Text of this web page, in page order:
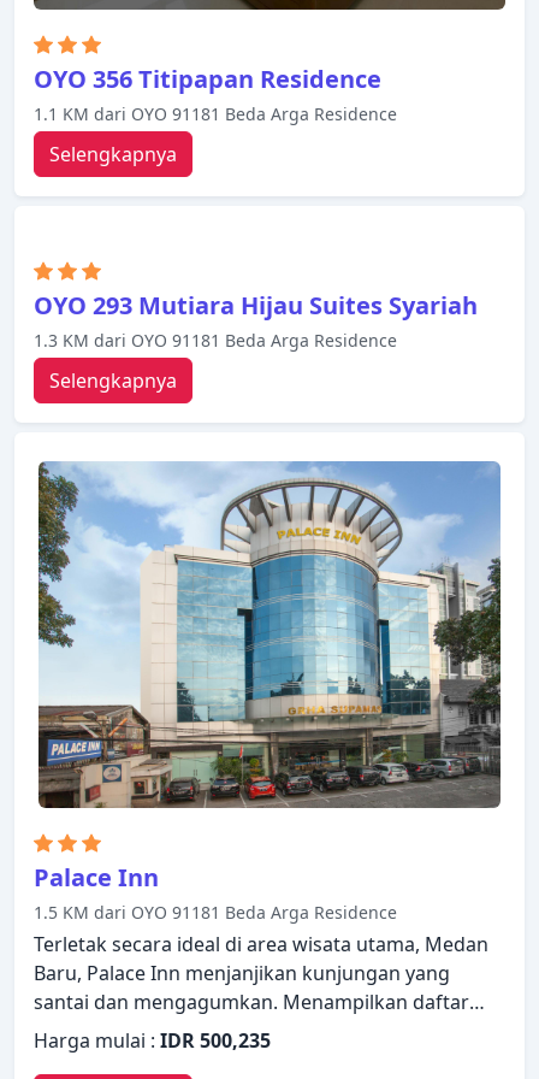
OYO 356 Titipapan Residence
1.1 KM dari OYO 91181 Beda Arga Residence
Selengkapnya
OYO 293 Mutiara Hijau Suites Syariah
1.3 KM dari OYO 91181 Beda Arga Residence
Selengkapnya
Palace Inn
1.5 KM dari OYO 91181 Beda Arga Residence
Terletak secara ideal di area wisata utama, Medan
Baru, Palace Inn menjanjikan kunjungan yang
santai dan mengagumkan. Menampilkan daftar
fasilitas yang lengkap, tamu akan merasakan
bahwa mereka menginap di properti yang nyaman.
Harga mulai : IDR 500,235